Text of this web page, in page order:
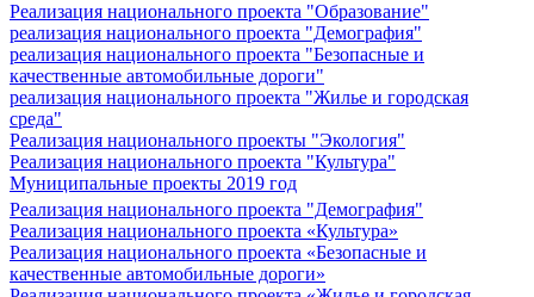
Реализация национального проекта "Образование"
реализация национального проекта "Демография"
реализация национального проекта "Безопасные и
качественные автомобильные дороги"
реализация национального проекта "Жилье и городская
среда"
Реализация национального проекты "Экология"
Реализация национального проекта "Культура"
Муниципальные проекты 2019 год
Реализация национального проекта "Демография"
Реализация национального проекта «Культура»
Реализация национального проекта «Безопасные и
качественные автомобильные дороги»